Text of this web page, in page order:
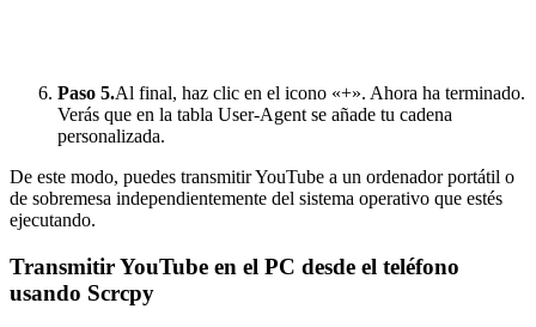
Paso 5.Al final, haz clic en el icono «+». Ahora ha terminado.
Verás que en la tabla User-Agent se añade tu cadena
personalizada.
De este modo, puedes transmitir YouTube a un ordenador portátil o
de sobremesa independientemente del sistema operativo que estés
ejecutando.
Transmitir YouTube en el PC desde el teléfono
usando Scrcpy